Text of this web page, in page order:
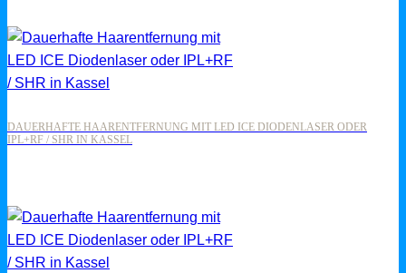
DAUERHAFTE HAARENTFERNUNG MIT LED ICE DIODENLASER ODER
IPL+RF / SHR IN KASSEL